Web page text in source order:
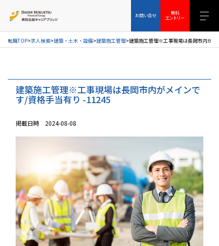
お問い合せ 無料
エントリー
お問い合せ 無料エントリー
転職TOP 求人検索 建築・土木・設備 建築施工管理 建築施工管理※工事現場は長岡市内が
建築施工管理※工事現場は長岡市内がメインで
す/資格手当有り -11245
掲載日時 2024-08-08